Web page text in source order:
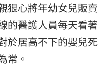
狠心將年幼女兒販賣
的醫護人員每天看著
於居高不下的嬰兒死
常。